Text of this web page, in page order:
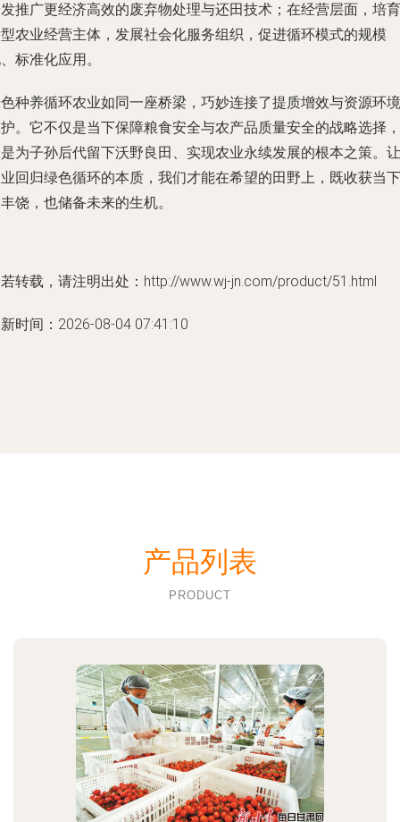
推广更经济高效的废弃物处理与还田技术；在经营层面，培育
农业经营主体，发展社会化服务组织，促进循环模式的规模
标准化应用。
种养循环农业如同一座桥梁，巧妙连接了提质增效与资源环境
。它不仅是当下保障粮食安全与农产品质量安全的战略选择，
为子孙后代留下沃野良田、实现农业永续发展的根本之策。让
回归绿色循环的本质，我们才能在希望的田野上，既收获当下
饶，也储备未来的生机。
转载，请注明出处：http://www.wj-jn.com/product/51.html
时间：2026-08-04 07:41:10
产品列表
PRODUCT